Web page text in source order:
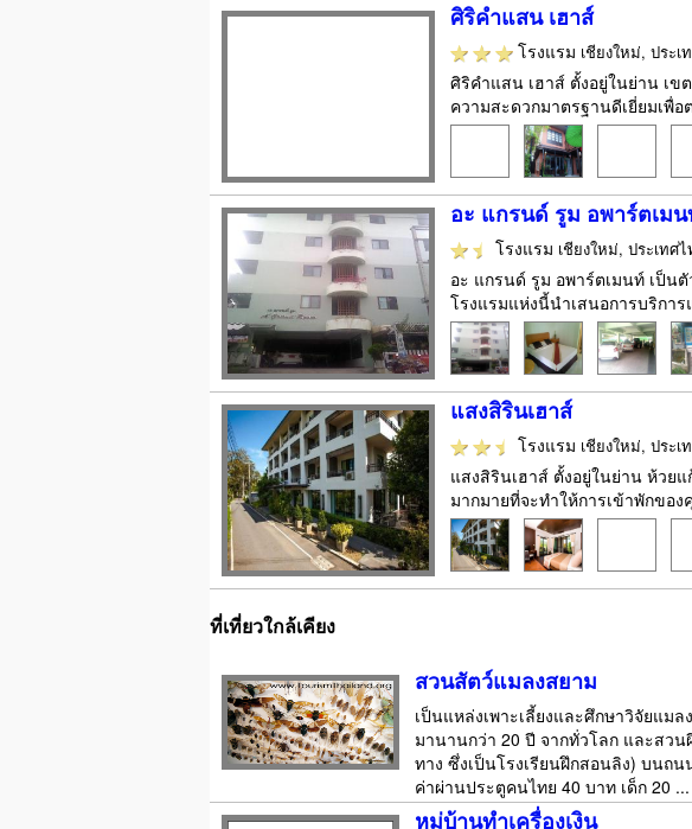
ศิริคำแสน เฮาส์
โรงแรม เชียงใหม่, ประเ
ศิริคำแสน เฮาส์ ตั้งอยู่ในย่าน เข
ความสะดวกมาตรฐานดีเยี่ยมเพื่
อะ แกรนด์ รูม อพาร์ตเม
โรงแรม เชียงใหม่, ประเทศ
อะ แกรนด์ รูม อพาร์ตเมนท์ เป็น
โรงแรมแห่งนี้นำเสนอการบริกา
แสงสิรินเฮาส์
โรงแรม เชียงใหม่, ประเ
แสงสิรินเฮาส์ ตั้งอยู่ในย่าน ห้วย
มากมายที่จะทำให้การเข้าพักข
ที่เที่ยวใกล้เคียง
สวนสัตว์แมลงสยาม
เป็นแหล่งเพาะเลี้ยงและศึกษาวิจัยแ
มานานกว่า 20 ปี จากทั่วโลก และสวน
ทาง ซึ่งเป็นโรงเรียนฝึกสอนลิง) บนถ
ค่าผ่านประตูคนไทย 40 บาท เด็ก 20 ...
หมู่บ้านทำเครื่องเงิน